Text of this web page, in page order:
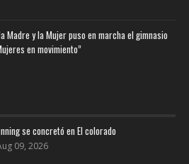
Madre y la Mujer puso en marcha el gimnasio
en movimiento”
se concretó en El colorado
09, 2026